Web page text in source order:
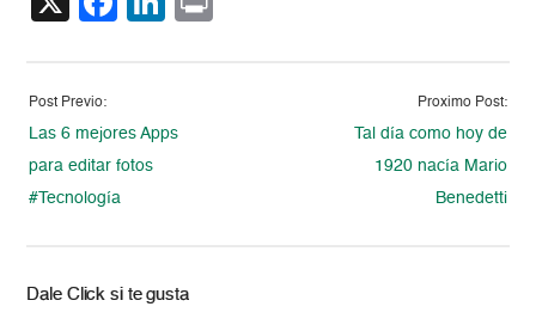
Post Previo:
Las 6 mejores Apps
para editar fotos
#Tecnología
Proximo Post:
Tal día como hoy de
1920 nacía Mario
Benedetti
Dale Click si te gusta